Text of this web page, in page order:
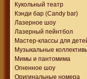
Кукольный театр
Кэнди бар (Candy bar)
Лазерное шоу
Лазерный пейнтбол
Мастер-классы для
Музыкальные
Мимы и пантомима
Огненное шоу
Оригинальные номера